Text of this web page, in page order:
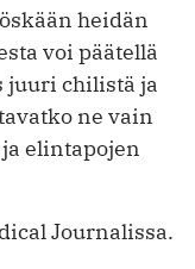
heidän
voi päätellä
juuri chilistä ja
ne vain
elintapojen
Journalissa.